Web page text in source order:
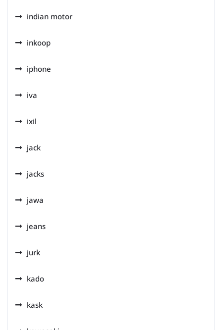
indian motor
inkoop
iphone
iva
ixil
jack
jacks
jawa
jeans
jurk
kado
kask